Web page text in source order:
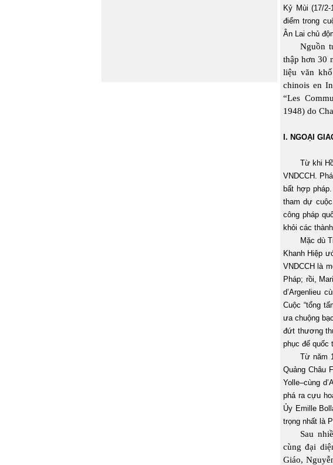
Kỷ Mùi (17/
điểm trong
Ân Lai chủ
Nguồn
thập hơn 30
liệu văn
chinois en
“Les
1948) do
I. NGOẠI
Từ khi
VNDCCH.
bất hợp
tham dự
công pháp
khỏi các
Mặc dù
Khanh Hiệp
VNDCCH là
Pháp; rồi,
d’Argenlieu
Cuộc “tổng
ưa chuộng
đứt thương
phục đế quốc
Từ năm
Quảng Châu
Yolle–cùng
phá ra cựu
Ủy Emille
trọng nhất là
Sau
cùng đại
Giáo,